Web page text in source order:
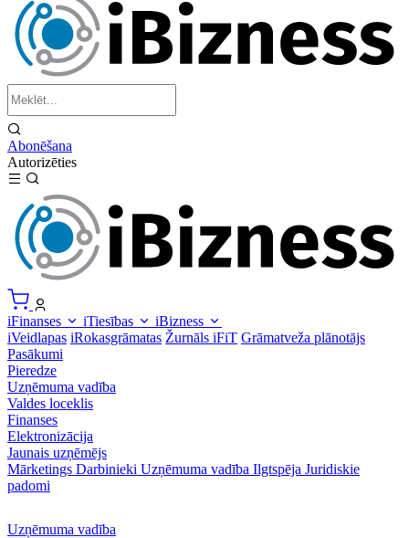
Abonēšana
Autorizēties
iFinanses iTiesības
iBizness
iVeidlapas iRokasgrāmatas Žurnāls iFiT Grāmatveža plānotājs
Pasākumi
Pieredze
Uzņēmuma vadība
Valdes loceklis
Finanses
Elektronizācija
Jaunais uzņēmējs
Mārketings Darbinieki Uzņēmuma vadība Ilgtspēja Juridiskie
padomi
Uzņēmuma vadība